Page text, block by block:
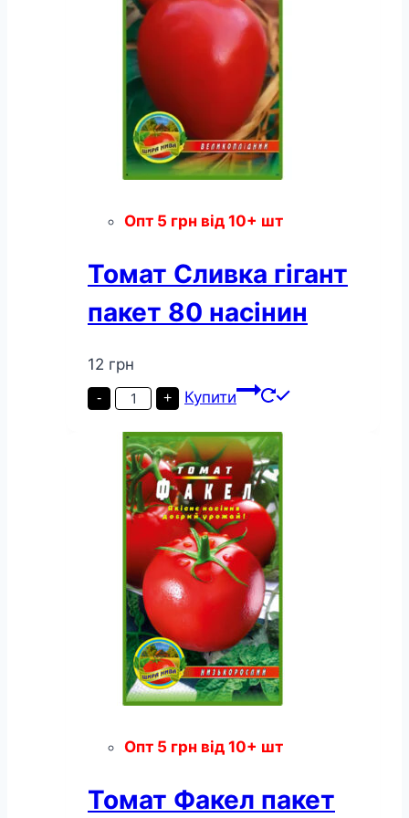
Опт 5 грн від 10+ шт
Томат Сливка гігант
пакет 80 насінин
12 грн
-
Томат
Сливка
пакет
80
насінин
кількість
+ Купити
Опт 5 грн від 10+ шт
Томат Факел пакет